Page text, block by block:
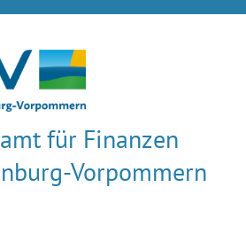
für Finanzen
Vorpommern